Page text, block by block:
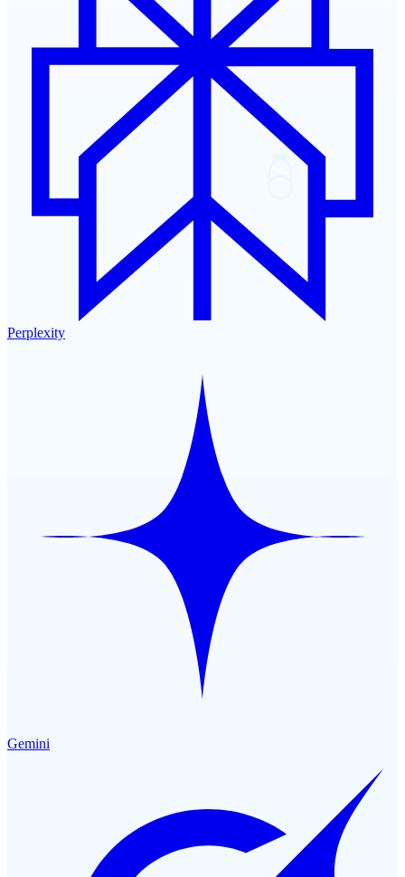
Perplexity
Gemini